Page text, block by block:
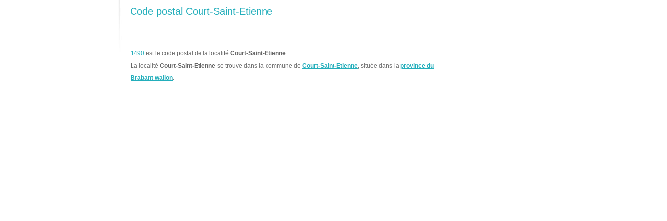
Code postal Court-Saint-Etienne
1490 est le code postal de la localité Court-Saint-Etienne.
La localitéCourt-Saint-Etienne se trouve dans la commune de Court-Saint-Etienne, située dans la province du
Brabant wallon.